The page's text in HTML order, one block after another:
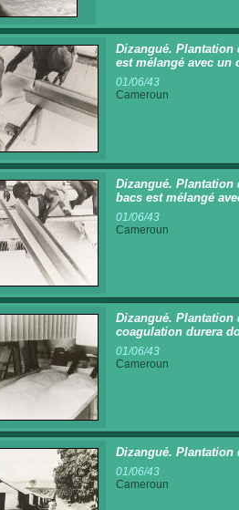
Dizangué. Plantation
est mélangé avec un
01/06/43
Cameroun
Dizangué. Plantation
bacs est mélangé
01/06/43
Cameroun
Dizangué. Plantation
coagulation durera
01/06/43
Cameroun
Dizangué. Plantation
01/06/43
Cameroun